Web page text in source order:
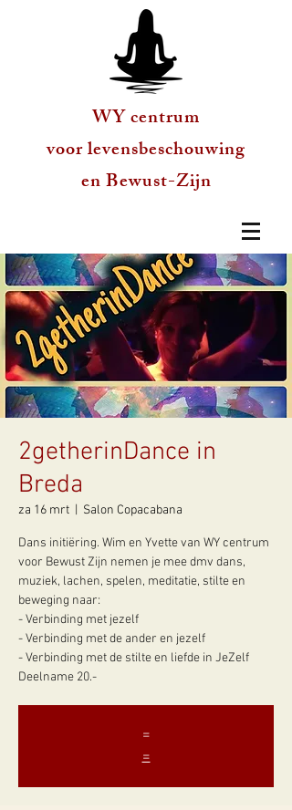
WY centrum
voor levensbeschouwing
en Bewust-Zijn
2getherinDance in
Breda
za 16 mrt Salon Copacabana
Dans initiëring. Wim en Yvette van WY centrum
voor Bewust Zijn nemen je mee dmv dans,
muziek, lachen, spelen, meditatie, stilte en
beweging naar:
- Verbinding met jezelf
- Verbinding met de ander en jezelf
- Verbinding met de stilte en liefde in JeZelf
Deelname 20.-
=
=